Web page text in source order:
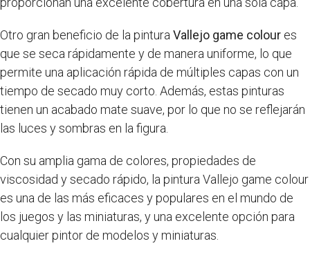
Otro gran beneficio de la pintura Vallejo game colour es
que se seca rápidamente y de manera uniforme, lo que
permite una aplicación rápida de múltiples capas con un
tiempo de secado muy corto. Además, estas pinturas
tienen un acabado mate suave, por lo que no se reflejarán
las luces y sombras en la figura.
Con su amplia gama de colores, propiedades de
viscosidad y secado rápido, la pintura Vallejo game colour
es una de las más eficaces y populares en el mundo de
los juegos y las miniaturas, y una excelente opción para
cualquier pintor de modelos y miniaturas.